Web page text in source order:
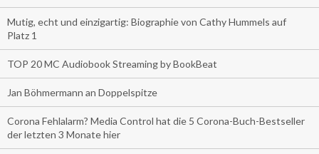
Mutig, echt und einzigartig: Biographie von Cathy Hummels auf
Platz 1
TOP 20 MC Audiobook Streaming by BookBeat
Jan Böhmermann an Doppelspitze
Corona Fehlalarm? Media Control hat die 5 Corona-Buch-Bestseller
der letzten 3 Monate hier